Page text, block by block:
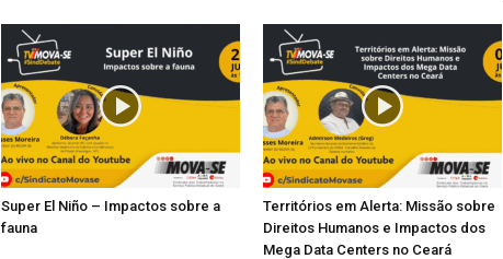
Super El Niño – Impactos sobre a
fauna
Territórios em Alerta: Missão sobre
Direitos Humanos e Impactos dos
Mega Data Centers no Ceará